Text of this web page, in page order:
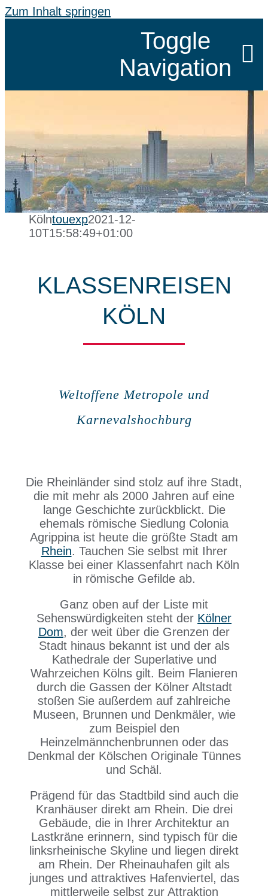
Zum Inhalt springen
Toggle
Navigation
Kölntouexp2021-12-
10T15:58:49+01:00
KLASSENREISEN
KÖLN
Weltoffene Metropole und
Karnevalshochburg
Die Rheinländer sind stolz auf ihre Stadt,
die mit mehr als 2000 Jahren auf eine
lange Geschichte zurückblickt. Die
ehemals römische Siedlung Colonia
Agrippina ist heute die größte Stadt am
Rhein. Tauchen Sie selbst mit Ihrer
Klasse bei einer Klassenfahrt nach Köln
in römische Gefilde ab.
Ganz oben auf der Liste mit
Sehenswürdigkeiten steht der Kölner
Dom, der weit über die Grenzen der
Stadt hinaus bekannt ist und der als
Kathedrale der Superlative und
Wahrzeichen Kölns gilt. Beim Flanieren
durch die Gassen der Kölner Altstadt
stoßen Sie außerdem auf zahlreiche
Museen, Brunnen und Denkmäler, wie
zum Beispiel den
Heinzelmännchenbrunnen oder das
Denkmal der Kölschen Originale Tünnes
und Schäl.
Prägend für das Stadtbild sind auch die
Kranhäuser direkt am Rhein. Die drei
Gebäude, die in Ihrer Architektur an
Lastkräne erinnern, sind typisch für die
linksrheinische Skyline und liegen direkt
am Rhein. Der Rheinauhafen gilt als
junges und attraktives Hafenviertel, das
mittlerweile selbst zur Attraktion